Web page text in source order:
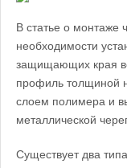
В статье о монтаже
необходимости
защищающих края
профиль толщиной
слоем полимера и
металлической
Существует два